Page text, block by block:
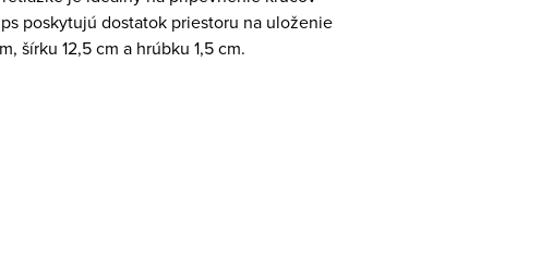
poskytujú dostatok priestoru na uloženie
šírku 12,5 cm a hrúbku 1,5 cm.